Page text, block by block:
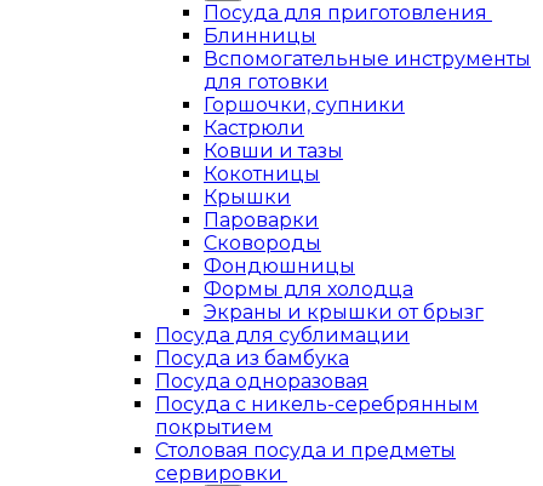
Посуда для приготовления
Блинницы
Вспомогательные инструменты
для готовки
Горшочки, супники
Кастрюли
Ковши и тазы
Кокотницы
Крышки
Пароварки
Сковороды
Фондюшницы
Формы для холодца
Экраны и крышки от брызг
Посуда для сублимации
Посуда из бамбука
Посуда одноразовая
Посуда с никель-серебрянным
покрытием
Столовая посуда и предметы
сервировки